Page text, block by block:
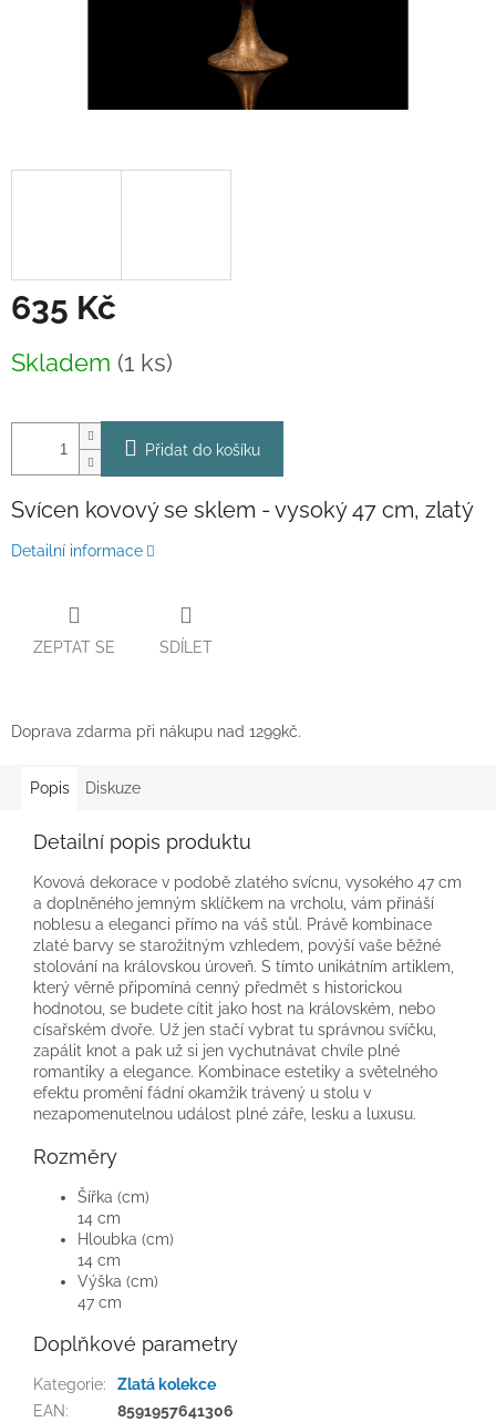
635 Kč
cena:
Skladem (1 ks)
Přidat do košíku
Svícen kovový se sklem - vysoký 47 cm, zlatý
Detailní informace
ZEPTAT SE SDÍLET
Doprava zdarma při nákupu nad 1299kč.
Popis Diskuze
Detailní popis produktu
Kovová dekorace v podobě zlatého svícnu, vysokého 47 cm
a doplněného jemným sklíčkem na vrcholu, vám přináší
noblesu a eleganci přímo na váš stůl. Právě kombinace
zlaté barvy se starožitným vzhledem, povýší vaše běžné
stolování na královskou úroveň. S tímto unikátním artiklem,
který věrně připomíná cenný předmět s historickou
hodnotou, se budete cítit jako host na královském, nebo
císařském dvoře. Už jen stačí vybrat tu správnou svíčku,
zapálit knot a pak už si jen vychutnávat chvíle plné
romantiky a elegance. Kombinace estetiky a světelného
efektu promění fádní okamžik trávený u stolu v
nezapomenutelnou událost plné záře, lesku a luxusu.
Rozměry
Šířka (cm)
14 cm
Hloubka (cm)
14 cm
Výška (cm)
47 cm
Doplňkové parametry
Kategorie:
Zlatá kolekce
EAN: 8591957641306